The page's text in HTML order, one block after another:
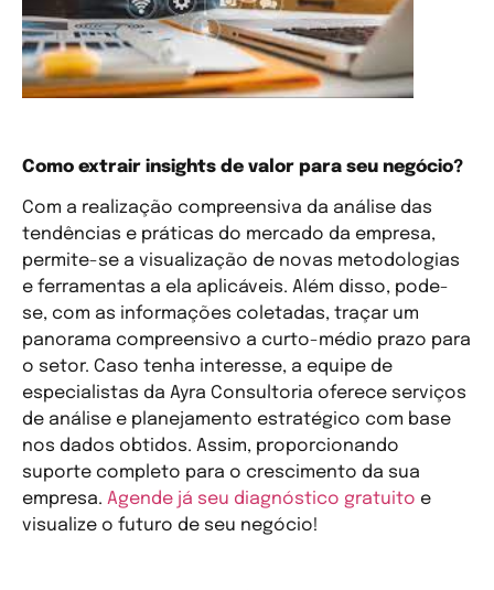
Como extrair insights de valor para seu negócio?
Com a realização compreensiva da análise das
tendências e práticas do mercado da empresa,
permite-se a visualização de novas metodologias
e ferramentas a ela aplicáveis. Além disso, pode-
se, com as informações coletadas, traçar um
panorama compreensivo a curto-médio prazo para
o setor. Caso tenha interesse, a equipe de
especialistas da Ayra Consultoria oferece serviços
de análise e planejamento estratégico com base
nos dados obtidos. Assim, proporcionando
suporte completo para o crescimento da sua
empresa. Agende já seu diagnóstico gratuito e
visualize o futuro de seu negócio!